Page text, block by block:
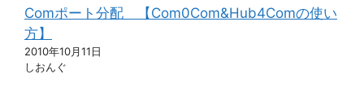
Comポート分配 【Com0Com&Hub4Comの使い
方】
2010年10月11日
しおんぐ